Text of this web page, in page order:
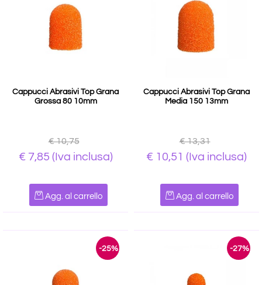
Cappucci Abrasivi Top Grana
Grossa 80 10mm
€ 10,75
€ 7,85 (Iva inclusa)
Agg. al carrello
Cappucci Abrasivi Top Grana
Media 150 13mm
€ 13,31
€ 10,51 (Iva inclusa)
Agg. al carrello
-25% -27%